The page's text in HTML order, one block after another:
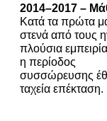
2014–2017 –
Κατά τα πρώτα
στενά από τους
πλούσια
η περίοδος
συσσώρευσης
ταχεία επέκταση.